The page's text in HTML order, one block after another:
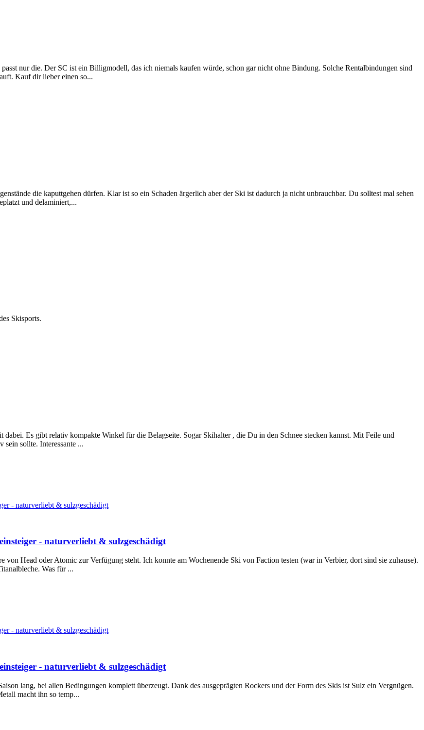
nur die. Der SC ist ein Billigmodell, das ich niemals kaufen würde, schon gar nicht ohne Bindung. Solche Rentalbindungen sind
Kauf dir lieber einen so...
die kaputtgehen dürfen. Klar ist so ein Schaden ärgerlich aber der Ski ist dadurch ja nicht unbrauchbar. Du solltest mal sehen
und delaminiert,...
Skisports.
Es gibt relativ kompakte Winkel für die Belagseite. Sogar Skihalter , die Du in den Schnee stecken kannst. Mit Feile und
sein sollte. Interessante ...
- naturverliebt & sulzgeschädigt
- naturverliebt & sulzgeschädigt
Head oder Atomic zur Verfügung steht. Ich konnte am Wochenende Ski von Faction testen (war in Verbier, dort sind sie zuhause).
Was für ...
- naturverliebt & sulzgeschädigt
- naturverliebt & sulzgeschädigt
lang, bei allen Bedingungen komplett überzeugt. Dank des ausgeprägten Rockers und der Form des Skis ist Sulz ein Vergnügen.
macht ihn so temp...